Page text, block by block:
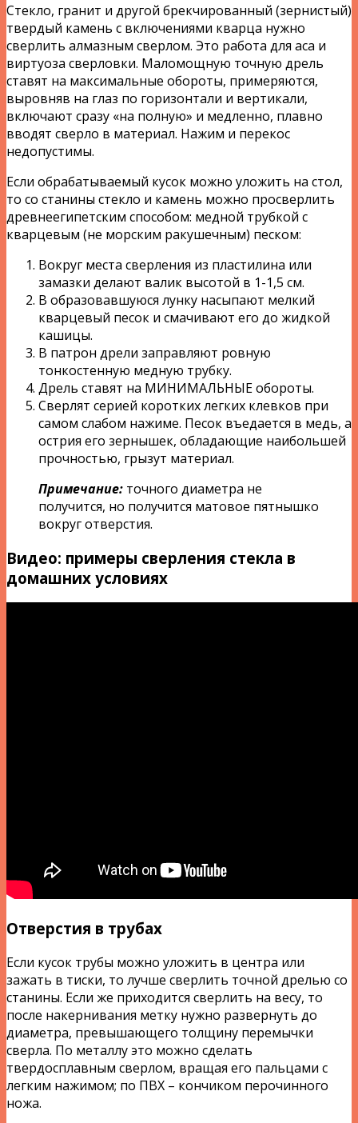
Стекло, гранит и другой брекчированный (зернистый)
твердый камень с включениями кварца нужно
сверлить алмазным сверлом. Это работа для аса и
виртуоза сверловки. Маломощную точную дрель
ставят на максимальные обороты, примеряются,
выровняв на глаз по горизонтали и вертикали,
включают сразу «на полную» и медленно, плавно
вводят сверло в материал. Нажим и перекос
недопустимы.
Если обрабатываемый кусок можно уложить на стол,
то со станины стекло и камень можно просверлить
древнеегипетским способом: медной трубкой с
кварцевым (не морским ракушечным) песком:
Вокруг места сверления из пластилина или
замазки делают валик высотой в 1-1,5 см.
В образовавшуюся лунку насыпают мелкий
кварцевый песок и смачивают его до жидкой
кашицы.
В патрон дрели заправляют ровную
тонкостенную медную трубку.
Дрель ставят на МИНИМАЛЬНЫЕ обороты.
Сверлят серией коротких легких клевков при
самом слабом нажиме. Песок въедается в медь, а
острия его зернышек, обладающие наибольшей
прочностью, грызут материал.
Примечание: точного диаметра не
получится, но получится матовое пятнышко
вокруг отверстия.
Видео: примеры сверления стекла в
домашних условиях
Отверстия в трубах
Если кусок трубы можно уложить в центра или
зажать в тиски, то лучше сверлить точной дрелью со
станины. Если же приходится сверлить на весу, то
после накернивания метку нужно развернуть до
диаметра, превышающего толщину перемычки
сверла. По металлу это можно сделать
твердосплавным сверлом, вращая его пальцами с
легким нажимом; по ПВХ – кончиком перочинного
ножа.